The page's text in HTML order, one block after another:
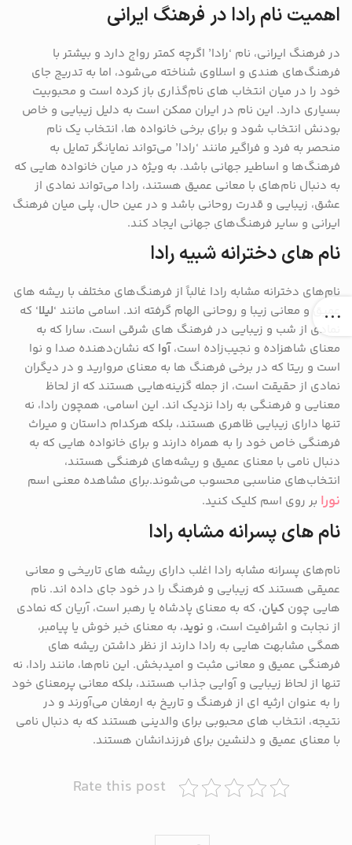
اهمیت نام رادا در فرهنگ ایرانی
در فرهنگ ایرانی، نام ‘رادا’ اگرچه کمتر رواج دارد و بیشتر با
فرهنگ‌های هندی و اسلاوی شناخته می‌شود، اما به تدریج جای
خود را در میان انتخاب‌ های نام‌گذاری باز کرده است و محبوبیت
بسیاری دارد. این نام در ایران ممکن است به دلیل زیبایی و خاص
بودنش انتخاب شود و برای برخی خانواده‌ ها، انتخاب یک نام
منحصر به فرد و فراگیر مانند ‘رادا’ می‌تواند نمایانگر تمایل به
فرهنگ‌ها و اساطیر جهانی باشد. به ویژه در میان خانواده ‌هایی که
به دنبال نام‌های با معانی عمیق هستند، رادا می‌تواند نمادی از
عشق، زیبایی و قدرت روحانی باشد و در عین حال، پلی میان فرهنگ
ایرانی و سایر فرهنگ‌های جهانی ایجاد کند.
نام های دخترانه شبیه رادا
نام‌های دخترانه مشابه رادا غالباً از فرهنگ‌های مختلف با ریشه‌ های
عمیق و معانی زیبا و روحانی الهام گرفته ‌اند. اسامی مانند ‘لیلا‘ که
نمادی از شب و زیبایی در فرهنگ‌ های شرقی است، سارا که به
معنای شاهزاده و نجیب‌زاده است،آوا که نشان‌دهنده صدا و نوا
است و ریتا که در برخی فرهنگ ‌ها به معنای مروارید و در دیگران
نمادی از حقیقت است، از جمله گزینه‌هایی هستند که از لحاظ
معنایی و فرهنگی به رادا نزدیک ‌اند. این اسامی، همچون رادا، نه
تنها دارای زیبایی ظاهری هستند، بلکه هرکدام داستان و میراث
فرهنگی خاص خود را به همراه دارند و برای خانواده ‌هایی که به
دنبال نامی با معنای عمیق و ریشه‌های فرهنگی هستند،
انتخاب‌های مناسبی محسوب می‌شوند.برای مشاهده معنی اسم
نورا بر روی اسم کلیک کنید.
نام های پسرانه مشابه رادا
نام‌های پسرانه مشابه رادا اغلب دارای ریشه‌ های تاریخی و معانی
عمیقی هستند که زیبایی و فرهنگ را در خود جای داده‌ اند. نام‌
هایی چون کیان، که به معنای پادشاه یا رهبر است، آریان که نمادی
از نجابت و اشرافیت است، و نوید، به معنای خبر خوش یا پیامبر،
همگی مشابهت‌ هایی به رادا دارند از نظر داشتن ریشه‌ های
فرهنگی عمیق و معانی مثبت و امیدبخش. این نام‌ها، مانند رادا، نه
تنها از لحاظ زیبایی و آوایی جذاب هستند، بلکه معانی پرمعنای خود
را به عنوان ارثیه‌ ای از فرهنگ و تاریخ به ارمغان می‌آورند و در
نتیجه، انتخاب ‌های محبوبی برای والدینی هستند که به دنبال نامی
با معنای عمیق و دلنشین برای فرزندانشان هستند.
Rate this post